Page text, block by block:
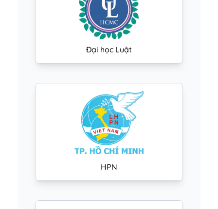
Đại học Luật
HPN